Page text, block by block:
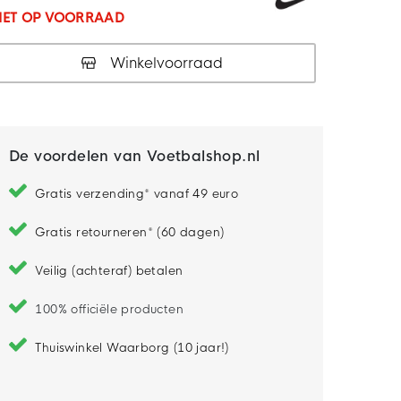
OP VOORRAAD
Winkelvoorraad
De voordelen van Voetbalshop.nl
Gratis verzending* vanaf 49 euro
Gratis retourneren* (60 dagen)
Veilig (achteraf) betalen
100% officiële producten
Thuiswinkel Waarborg (10 jaar!)